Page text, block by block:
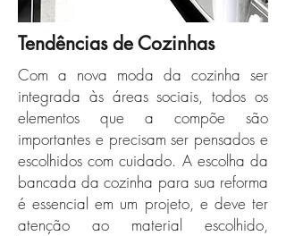
Com a nova moda da cozinha ser
integrada às áreas sociais, todos os
elementos que a compõe são
importantes e precisam ser pensados e
escolhidos com cuidado. A escolha da
bancada da cozinha para sua reforma
é essencial em um projeto, e deve ter
atenção ao material escolhido,
Tendências de Cozinhas